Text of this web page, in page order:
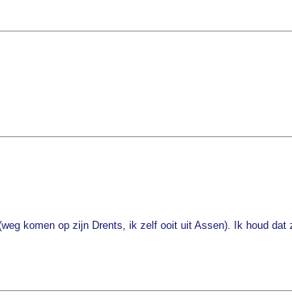
komen op zijn Drents, ik zelf ooit uit Assen). Ik houd dat